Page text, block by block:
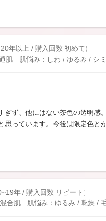
20年以上 / 購入回数 初めて）
肌 肌悩み：しわ / ゆるみ / シミ
ぎず、他にはない茶色の透明
思っています。今後は限定色と
年 / 購入回数 リピート）
合肌 肌悩み：ゆるみ / 乾燥 /